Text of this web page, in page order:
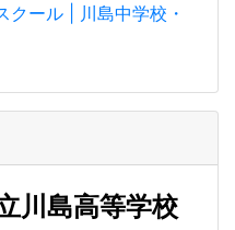
クール | 川島中学校・
川島高等学校